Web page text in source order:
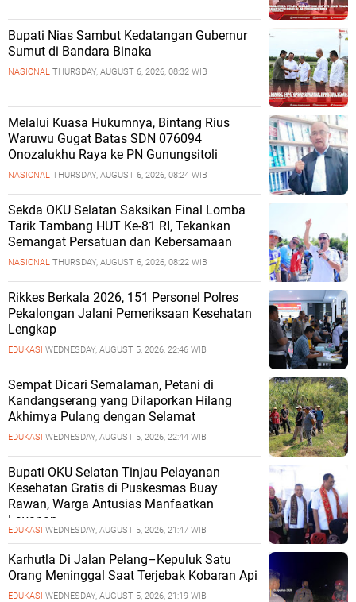
Bupati Nias Sambut Kedatangan Gubernur
Sumut di Bandara Binaka
NASIONAL THURSDAY, AUGUST 6, 2026, 08:32 WIB
Melalui Kuasa Hukumnya, Bintang Rius
Waruwu Gugat Batas SDN 076094
Onozalukhu Raya ke PN Gunungsitoli
NASIONAL THURSDAY, AUGUST 6, 2026, 08:24 WIB
Sekda OKU Selatan Saksikan Final Lomba
Tarik Tambang HUT Ke-81 RI, Tekankan
Semangat Persatuan dan Kebersamaan
NASIONAL THURSDAY, AUGUST 6, 2026, 08:22 WIB
Rikkes Berkala 2026, 151 Personel Polres
Pekalongan Jalani Pemeriksaan Kesehatan
Lengkap
EDUKASI WEDNESDAY, AUGUST 5, 2026, 22:46 WIB
Sempat Dicari Semalaman, Petani di
Kandangserang yang Dilaporkan Hilang
Akhirnya Pulang dengan Selamat
EDUKASI WEDNESDAY, AUGUST 5, 2026, 22:44 WIB
Bupati OKU Selatan Tinjau Pelayanan
Kesehatan Gratis di Puskesmas Buay
Rawan, Warga Antusias Manfaatkan
Layanan
EDUKASI WEDNESDAY, AUGUST 5, 2026, 21:47 WIB
Karhutla Di Jalan Pelang–Kepuluk Satu
Orang Meninggal Saat Terjebak Kobaran Api
EDUKASI WEDNESDAY, AUGUST 5, 2026, 21:19 WIB